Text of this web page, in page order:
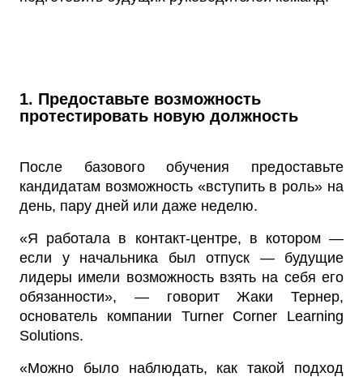
1. Предоставьте возможность
протестировать новую должность
После базового обучения предоставьте
кандидатам возможность «вступить в роль» на
день, пару дней или даже неделю.
«Я работала в контакт-центре, в котором —
если у начальника был отпуск — будущие
лидеры имели возможность взять на себя его
обязанности», — говорит Жаки Тернер,
основатель компании Turner Corner Learning
Solutions.
«Можно было наблюдать, как такой подход